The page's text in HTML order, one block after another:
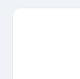
ofrecen una gran